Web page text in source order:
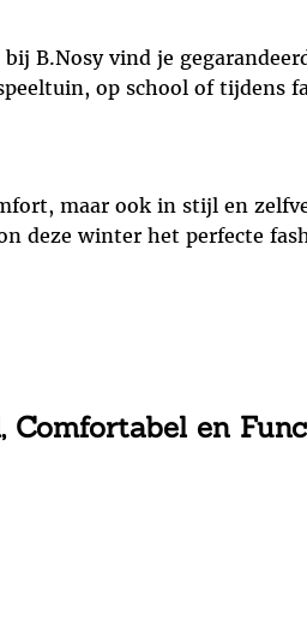
B.Nosy vind je
op school of tijdens
maar ook in stijl en
deze winter het perfecte
Comfortabel en